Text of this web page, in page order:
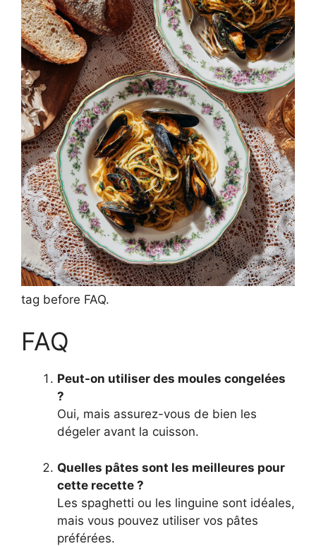
tag before FAQ.
FAQ
Peut-on utiliser des moules congelées
?
Oui, mais assurez-vous de bien les
dégeler avant la cuisson.
Quelles pâtes sont les meilleures pour
cette recette ?
Les spaghetti ou les linguine sont idéales,
mais vous pouvez utiliser vos pâtes
préférées.